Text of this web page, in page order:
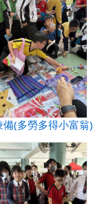
備(多勞多得小富翁)